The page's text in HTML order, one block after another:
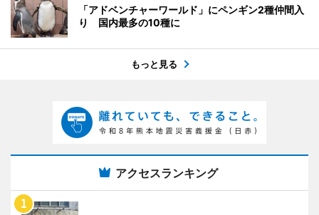
「アドベンチャーワールド」にペンギン2種仲間入
り 国内最多の10種に
もっと見る
アクセスランキング